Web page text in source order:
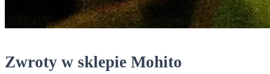
Zwroty w sklepie Mohito